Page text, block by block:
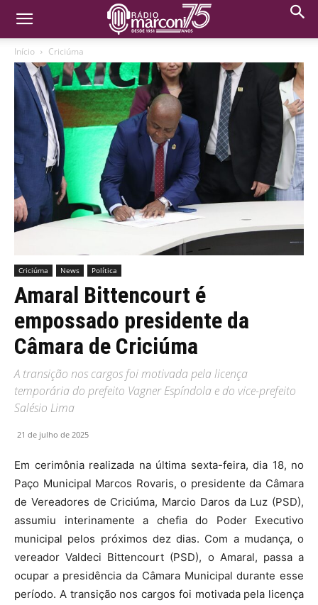
Início Criciúma
Criciúma News Política
Amaral Bittencourt é
empossado presidente da
Câmara de Criciúma
A transição nos cargos foi motivada pela licença
temporária do prefeito Vagner Espíndola e do vice-prefeito
Salésio Lima
21 de julho de 2025
Em cerimônia realizada na última sexta-feira, dia 18, no
Paço Municipal Marcos Rovaris, o presidente da Câmara
de Vereadores de Criciúma, Marcio Daros da Luz (PSD),
assumiu interinamente a chefia do Poder Executivo
municipal pelos próximos dez dias. Com a mudança, o
vereador Valdeci Bittencourt (PSD), o Amaral, passa a
ocupar a presidência da Câmara Municipal durante esse
período. A transição nos cargos foi motivada pela licença